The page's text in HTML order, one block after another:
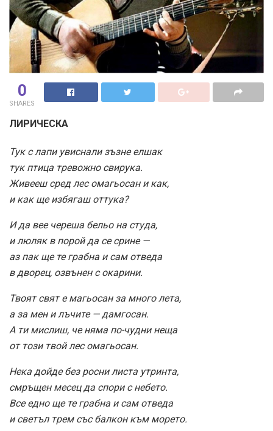
0
SHARES
ЛИРИЧЕСКА
Тук с лапи увиснали зъзне елшак
тук птица тревожно свирука.
Живееш сред лес омагьосан и как,
и как ще избягаш оттука?
И да вее череша бельо на студа,
и люляк в порой да се срине —
аз пак ще те грабна и сам отведа
в дворец, озвънен с окарини.
Твоят свят е магьосан за много лета,
а за мен и лъчите — дамгосан.
А ти мислиш, че няма по-чудни неща
от този твой лес омагьосан.
Нека дойде без росни листа утринта,
смръщен месец да спори с небето.
Все едно ще те грабна и сам отведа
и светъл трем със балкон към морето.